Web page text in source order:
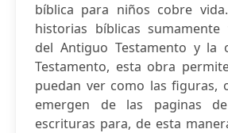
bíblica para niños cobre
historias bíblicas sumamente
del Antiguo Testamento y la
Testamento, esta obra
puedan ver como las figuras,
emergen de las paginas
escrituras para, de esta